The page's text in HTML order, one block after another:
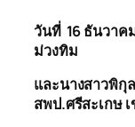
วันที่ 16ธันวาค
ม่วงทิม
และนางสาวพิกุ
สพป.ศรีสะเกษ เ